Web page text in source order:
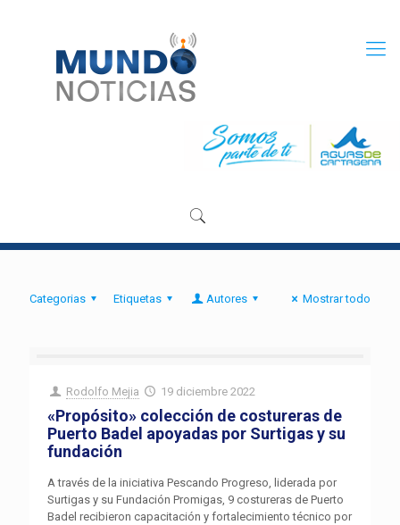
Categorias Etiquetas Autores Mostrar todo
Rodolfo Mejia 19 diciembre 2022
«Propósito» colección de costureras de
Puerto Badel apoyadas por Surtigas y su
fundación
A través de la iniciativa Pescando Progreso, liderada por
Surtigas y su Fundación Promigas, 9 costureras de Puerto
Badel recibieron capacitación y fortalecimiento técnico por